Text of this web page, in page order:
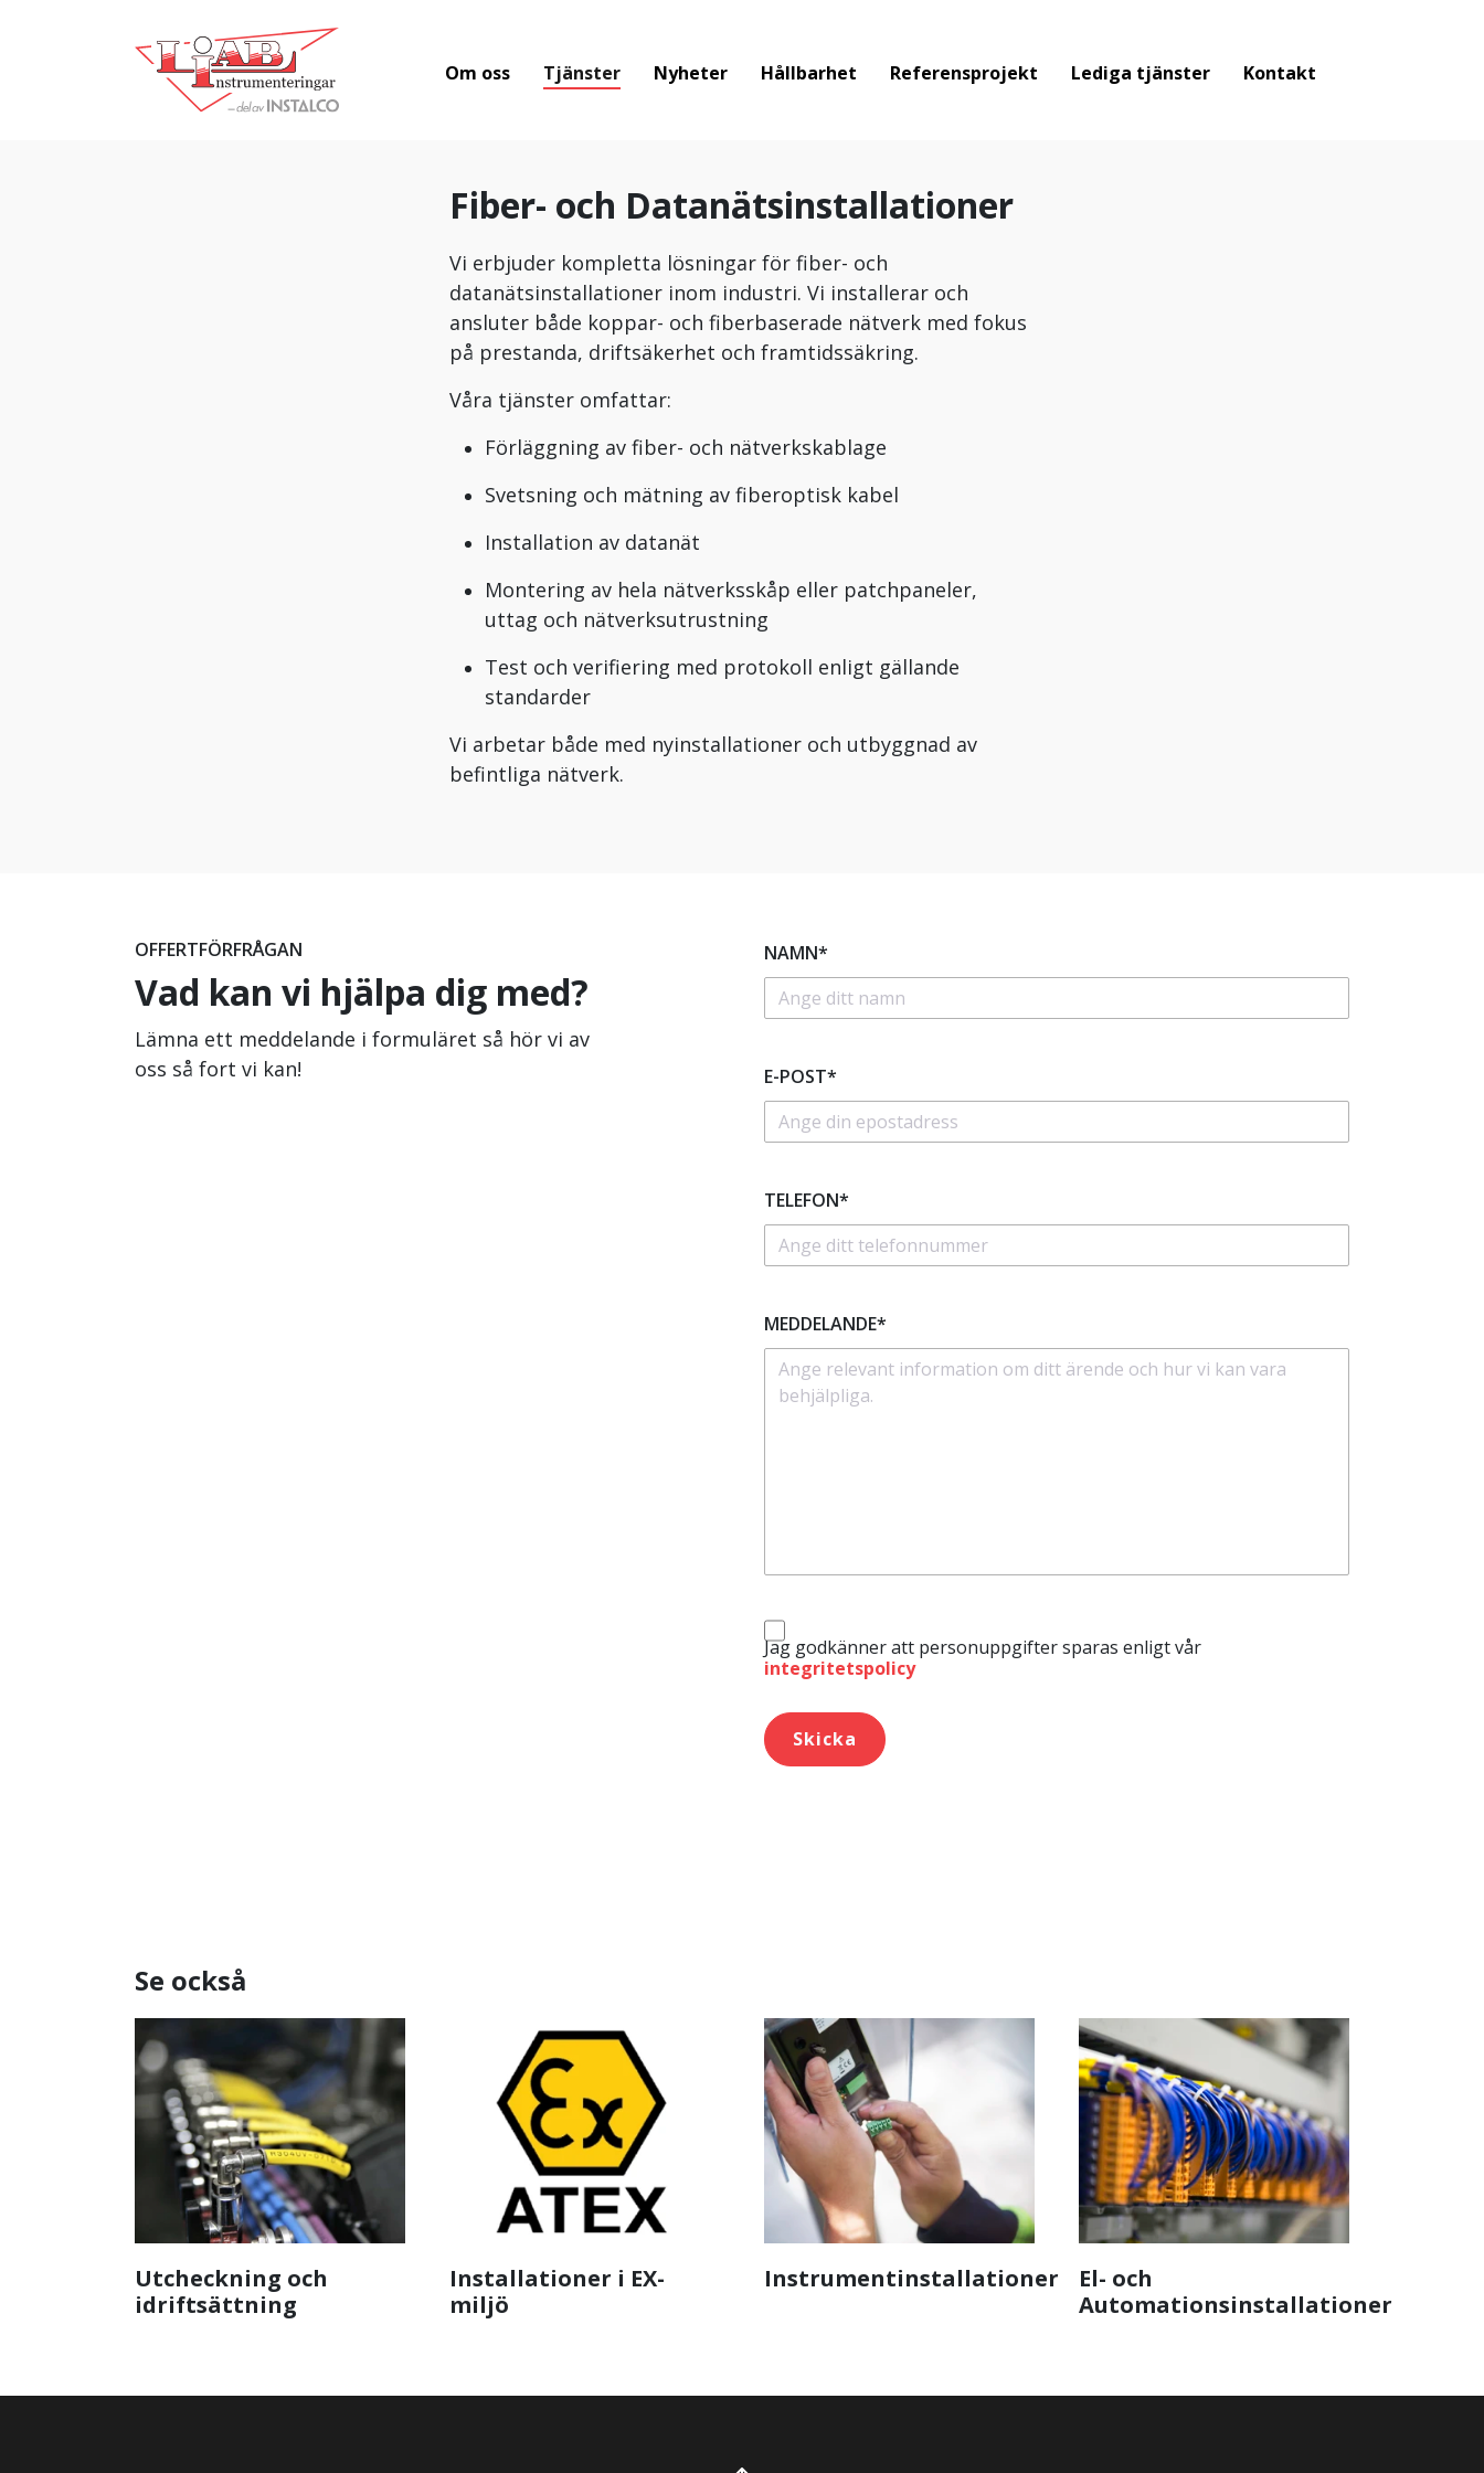
Om oss Tjänster Nyheter Hållbarhet Referensprojekt Lediga tjänster Kontakt
Fiber- och Datanätsinstallationer
Vi erbjuder kompletta lösningar för fiber- och
datanätsinstallationer inom industri. Vi installerar och
ansluter både koppar- och fiberbaserade nätverk med fokus
på prestanda, driftsäkerhet och framtidssäkring.
Våra tjänster omfattar:
Förläggning av fiber- och nätverkskablage
Svetsning och mätning av fiberoptisk kabel
Installation av datanät
Montering av hela nätverksskåp eller patchpaneler,
uttag och nätverksutrustning
Test och verifiering med protokoll enligt gällande
standarder
Vi arbetar både med nyinstallationer och utbyggnad av
befintliga nätverk.
OFFERTFÖRFRÅGAN
Vad kan vi hjälpa dig med?
Lämna ett meddelande i formuläret så hör vi av
oss så fort vi kan!
NAMN*
E-POST*
TELEFON*
MEDDELANDE*
Jag godkänner att personuppgifter sparas enligt vår
integritetspolicy
Skicka
Se också
Utcheckning och
idriftsättning
Installationer i EX-
miljö
Instrumentinstallationer
El- och
Automationsinstallationer